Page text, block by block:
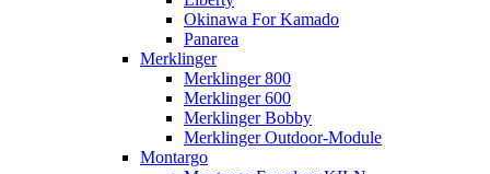
Okinawa For Kamado
Panarea
Merklinger
Merklinger 800
Merklinger 600
Merklinger Bobby
Merklinger Outdoor-Module
Montargo